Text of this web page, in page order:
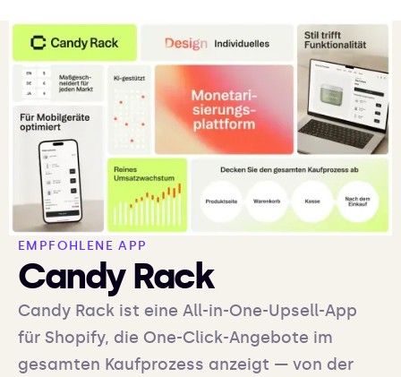
EMPFOHLENE APP
Candy Rack
Candy Rack ist eine All-in-One-Upsell-App
für Shopify, die One-Click-Angebote im
gesamten Kaufprozess anzeigt — von der